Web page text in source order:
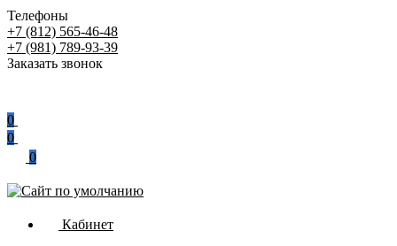
Телефоны
+7 (812) 565-46-48
+7 (981) 789-93-39
Заказать звонок
0
0
0
Кабинет